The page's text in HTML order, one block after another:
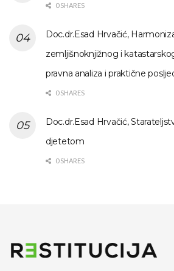
0 SHARES
Doc.dr.Esad Hrvačić,
zemljišnoknjižnog i
pravna analiza i praktične
0 SHARES
Doc.dr.Esad Hrvačić,
djetetom
0 SHARES